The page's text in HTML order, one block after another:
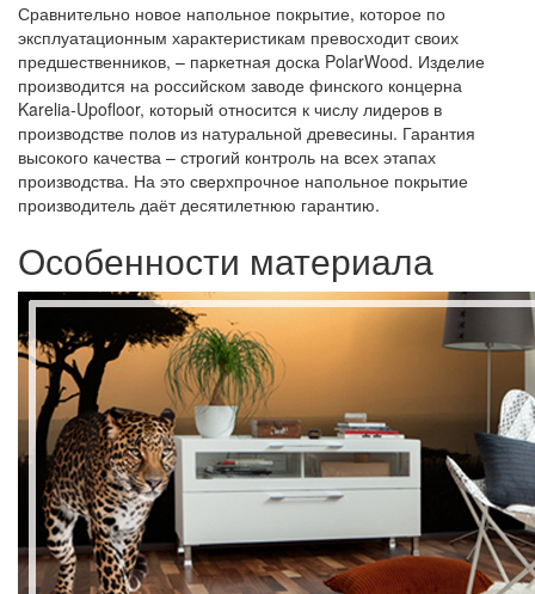
Сравнительно новое напольное покрытие, которое по
эксплуатационным характеристикам превосходит своих
предшественников, – паркетная доска PolarWood. Изделие
производится на российском заводе финского концерна
Karelia-Upofloor, который относится к числу лидеров в
производстве полов из натуральной древесины. Гарантия
высокого качества – строгий контроль на всех этапах
производства. На это сверхпрочное напольное покрытие
производитель даёт десятилетнюю гарантию.
Особенности материала